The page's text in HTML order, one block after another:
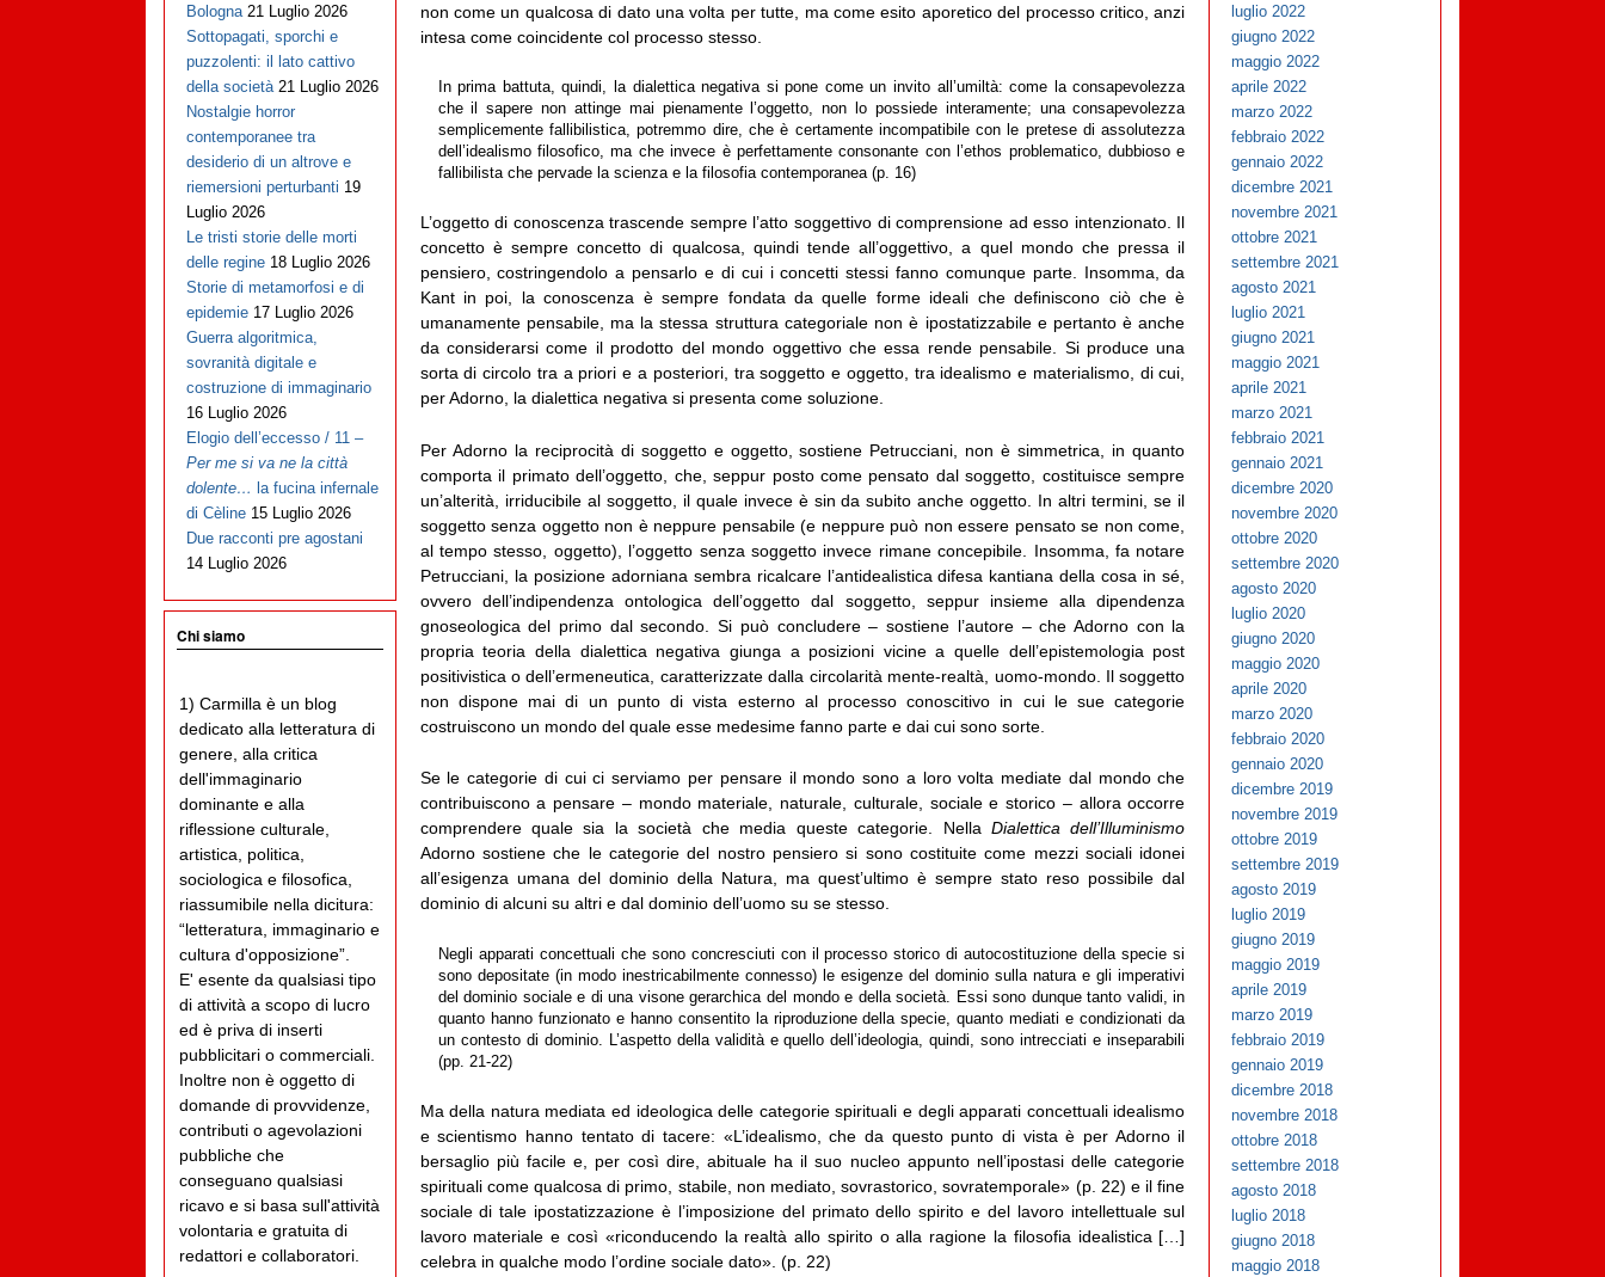
non come un qualcosa di dato una volta per tutte, ma come esito aporetico del processo critico, anzi
intesa come coincidente col processo stesso.
In prima battuta, quindi, la dialettica negativa si pone come un invito all’umiltà: come la consapevolezza
che il sapere non attinge mai pienamente l’oggetto, non lo possiede interamente; una consapevolezza
semplicemente fallibilistica, potremmo dire, che è certamente incompatibile con le pretese di assolutezza
dell’idealismo filosofico, ma che invece è perfettamente consonante con l’ethos problematico, dubbioso e
fallibilista che pervade la scienza e la filosofia contemporanea (p. 16)
L’oggetto di conoscenza trascende sempre l’atto soggettivo di comprensione ad esso intenzionato. Il
concetto è sempre concetto di qualcosa, quindi tende all’oggettivo, a quel mondo che pressa il
pensiero, costringendolo a pensarlo e di cui i concetti stessi fanno comunque parte. Insomma, da
Kant in poi, la conoscenza è sempre fondata da quelle forme ideali che definiscono ciò che è
umanamente pensabile, ma la stessa struttura categoriale non è ipostatizzabile e pertanto è anche
da considerarsi come il prodotto del mondo oggettivo che essa rende pensabile. Si produce una
sorta di circolo tra a priori e a posteriori, tra soggetto e oggetto, tra idealismo e materialismo, di cui,
per Adorno, la dialettica negativa si presenta come soluzione.
Per Adorno la reciprocità di soggetto e oggetto, sostiene Petrucciani, non è simmetrica, in quanto
comporta il primato dell’oggetto, che, seppur posto come pensato dal soggetto, costituisce sempre
un’alterità, irriducibile al soggetto, il quale invece è sin da subito anche oggetto. In altri termini, se il
soggetto senza oggetto non è neppure pensabile (e neppure può non essere pensato se non come,
al tempo stesso, oggetto), l’oggetto senza soggetto invece rimane concepibile. Insomma, fa notare
Petrucciani, la posizione adorniana sembra ricalcare l’antidealistica difesa kantiana della cosa in sé,
ovvero dell’indipendenza ontologica dell’oggetto dal soggetto, seppur insieme alla dipendenza
gnoseologica del primo dal secondo. Si può concludere – sostiene l’autore – che Adorno con la
propria teoria della dialettica negativa giunga a posizioni vicine a quelle dell’epistemologia post
positivistica o dell’ermeneutica, caratterizzate dalla circolarità mente-realtà, uomo-mondo. Il soggetto
non dispone mai di un punto di vista esterno al processo conoscitivo in cui le sue categorie
costruiscono un mondo del quale esse medesime fanno parte e dai cui sono sorte.
Se le categorie di cui ci serviamo per pensare il mondo sono a loro volta mediate dal mondo che
contribuiscono a pensare – mondo materiale, naturale, culturale, sociale e storico – allora occorre
comprendere quale sia la società che media queste categorie. NellaDialettica dell’Illuminismo
Adorno sostiene che le categorie del nostro pensiero si sono costituite come mezzi sociali idonei
all’esigenza umana del dominio della Natura, ma quest’ultimo è sempre stato reso possibile dal
dominio di alcuni su altri e dal dominio dell’uomo su se stesso.
Negli apparati concettuali che sono concresciuti con il processo storico di autocostituzione della specie si
sono depositate (in modo inestricabilmente connesso) le esigenze del dominio sulla natura e gli imperativi
del dominio sociale e di una visone gerarchica del mondo e della società. Essi sono dunque tanto validi, in
quanto hanno funzionato e hanno consentito la riproduzione della specie, quanto mediati e condizionati da
un contesto di dominio. L’aspetto della validità e quello dell’ideologia, quindi, sono intrecciati e inseparabili
(pp. 21-22)
Ma della natura mediata ed ideologica delle categorie spirituali e degli apparati concettuali idealismo
e scientismo hanno tentato di tacere: «L’idealismo, che da questo punto di vista è per Adorno il
bersaglio più facile e, per così dire, abituale ha il suo nucleo appunto nell’ipostasi delle categorie
spirituali come qualcosa di primo, stabile, non mediato, sovrastorico, sovratemporale» (p. 22) e il fine
sociale di tale ipostatizzazione è l’imposizione del primato dello spirito e del lavoro intellettuale sul
lavoro materiale e così «riconducendo la realtà allo spirito o alla ragione la filosofia idealistica […]
celebra in qualche modo l’ordine sociale dato». (p. 22)
Bologna 21 Luglio 2026
Sottopagati, sporchi e
puzzolenti: il lato cattivo
della società 21 Luglio 2026
Nostalgie horror
contemporanee tra
desiderio di un altrove e
riemersioni perturbanti 19
Luglio 2026
Le tristi storie delle morti
delle regine 18 Luglio 2026
Storie di metamorfosi e di
epidemie 17 Luglio 2026
Guerra algoritmica,
sovranità digitale e
costruzione di immaginario
16 Luglio 2026
Elogio dell’eccesso / 11 –
Per me si va ne la città
dolente… la fucina infernale
di Cèline 15 Luglio 2026
Due racconti pre agostani
14 Luglio 2026
Chi siamo
1) Carmilla è un blog
dedicato alla letteratura di
genere, alla critica
dell'immaginario
dominante e alla
riflessione culturale,
artistica, politica,
sociologica e filosofica,
riassumibile nella dicitura:
“letteratura, immaginario e
cultura d'opposizione”.
E' esente da qualsiasi tipo
di attività a scopo di lucro
ed è priva di inserti
pubblicitari o commerciali.
Inoltre non è oggetto di
domande di provvidenze,
contributi o agevolazioni
pubbliche che
conseguano qualsiasi
ricavo e si basa sull'attività
volontaria e gratuita di
redattori e collaboratori.
luglio 2022
giugno 2022
maggio 2022
aprile 2022
marzo 2022
febbraio 2022
gennaio 2022
dicembre 2021
novembre 2021
ottobre 2021
settembre 2021
agosto 2021
luglio 2021
giugno 2021
maggio 2021
aprile 2021
marzo 2021
febbraio 2021
gennaio 2021
dicembre 2020
novembre 2020
ottobre 2020
settembre 2020
agosto 2020
luglio 2020
giugno 2020
maggio 2020
aprile 2020
marzo 2020
febbraio 2020
gennaio 2020
dicembre 2019
novembre 2019
ottobre 2019
settembre 2019
agosto 2019
luglio 2019
giugno 2019
maggio 2019
aprile 2019
marzo 2019
febbraio 2019
gennaio 2019
dicembre 2018
novembre 2018
ottobre 2018
settembre 2018
agosto 2018
luglio 2018
giugno 2018
maggio 2018